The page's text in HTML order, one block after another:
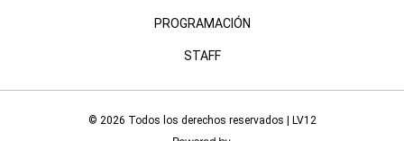
PROGRAMACIÓN
STAFF
© 2026 Todos los derechos reservados | LV12